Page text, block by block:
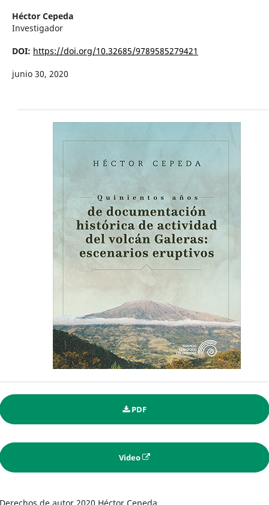
Héctor Cepeda
Investigador
DOI: https://doi.org/10.32685/9789585279421
junio 30, 2020
PDF
Video